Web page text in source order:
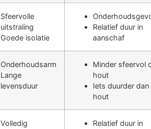
Sfeervolle
uitstraling
Goede isolatie
Relatief duur in
aanschaf
Onderhoudsarm
Lange
levensduur
Minder sfeervol
hout
Iets duurder dan
hout
Volledig
Relatief duur in